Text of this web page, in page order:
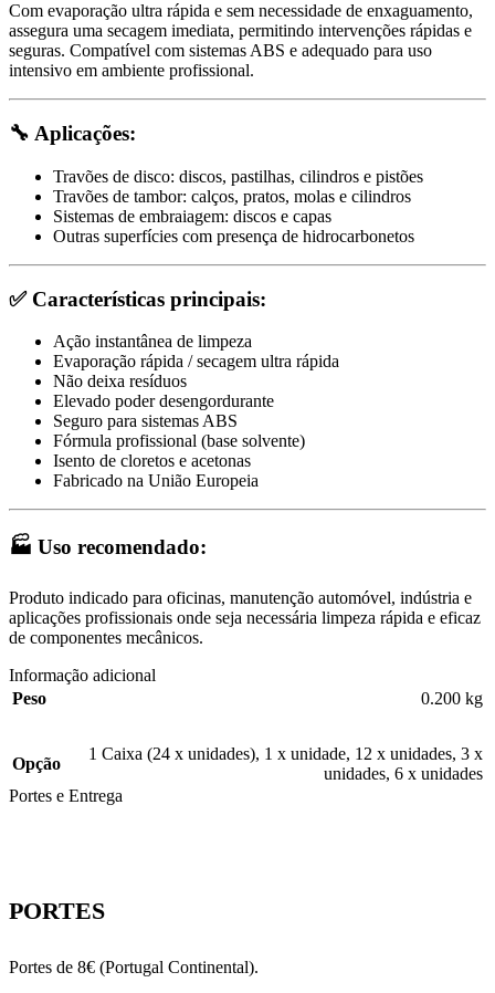
Com evaporação ultra rápida e sem necessidade de enxaguamento,
assegura uma secagem imediata, permitindo intervenções rápidas e
seguras. Compatível com sistemas ABS e adequado para uso
intensivo em ambiente profissional.
🔧 Aplicações:
Travões de disco: discos, pastilhas, cilindros e pistões
Travões de tambor: calços, pratos, molas e cilindros
Sistemas de embraiagem: discos e capas
Outras superfícies com presença de hidrocarbonetos
✅ Características principais:
Ação instantânea de limpeza
Evaporação rápida / secagem ultra rápida
Não deixa resíduos
Elevado poder desengordurante
Seguro para sistemas ABS
Fórmula profissional (base solvente)
Isento de cloretos e acetonas
Fabricado na União Europeia
🏭 Uso recomendado:
Produto indicado para oficinas, manutenção automóvel, indústria e
aplicações profissionais onde seja necessária limpeza rápida e eficaz
de componentes mecânicos.
Informação adicional
Peso
0.200 kg
Opção
1 Caixa (24 x unidades), 1 x unidade, 12 x unidades, 3 x
unidades, 6 x unidades
Portes e Entrega
PORTES
Portes de 8€ (Portugal Continental).